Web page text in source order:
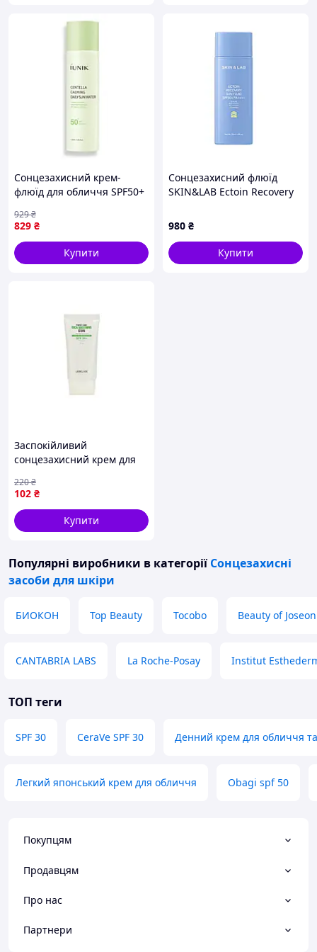
Сонцезахисний крем-
флюїд для обличчя SPF50+
Calming Daily Sun Water з
центелою 120 мл
829 ₴
929₴
Купити
Сонцезахисний флюїд
SKIN&LAB Ectoin Recovery
980 ₴
Купити
Заспокійливий
сонцезахисний крем для
Care Cica Soothing Sun 50 г
102 ₴
220₴
Купити
Популярні виробники в категорії Сонцезахисні
засоби для шкіри
БИОКОН Top Beauty Tocobo Beauty of Joseon
CANTABRIA LABS La Roche-Posay Institut
ТОП теги
SPF 30 CeraVe SPF 30 Денний крем для обличчя та
Легкий японський крем для обличчя Obagi spf 50
Покупцям
Продавцям
Про нас
Партнери